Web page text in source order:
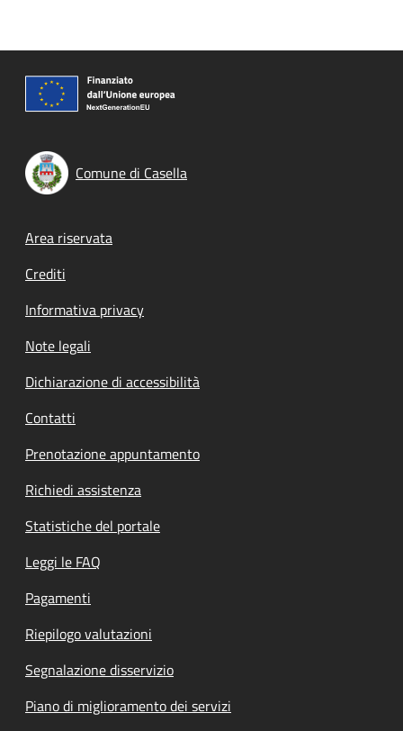
Comune di Casella
Footer menu
Area riservata
Crediti
Informativa privacy
Note legali
Dichiarazione di accessibilità
Contatti
Prenotazione appuntamento
Richiedi assistenza
Statistiche del portale
Leggi le FAQ
Pagamenti
Riepilogo valutazioni
Segnalazione disservizio
Piano di miglioramento dei servizi